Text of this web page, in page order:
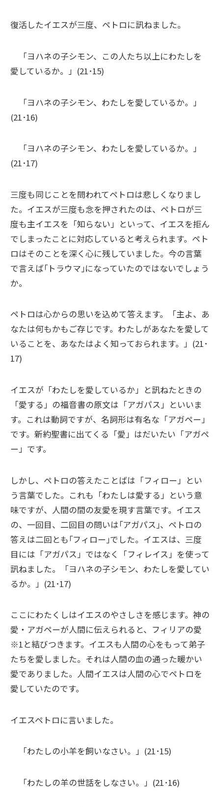
復活したイエスが三度、ペトロに訊ねました。
「ヨハネの子シモン、この人たち以上にわたしを
愛しているか。」(21･15)
「ヨハネの子シモン、わたしを愛しているか。」
(21･16)
「ヨハネの子シモン、わたしを愛しているか。」
(21･17)
三度も同じことを問われてペトロは悲しくなりまし
た。イエスが三度も念を押されたのは、ペトロが三
度も主イエスを「知らない」といって、イエスを拒ん
でしまったことに対応していると考えられます。ペト
ロはそのことを深く心に残していました。今の言葉
で言えば｢トラウマ｣になっていたのではないでしょう
か。
ペトロは心からの思いを込めて答えます。「主よ、あ
なたは何もかもご存じです。わたしがあなたを愛して
いることを、あなたはよく知っておられます。」(21･
17)
イエスが「わたしを愛しているか」と訊ねたときの
「愛する」の福音書の原文は「アガパス」といいま
す。これは動詞ですが、名詞形は有名な「アガペー」
です。新約聖書に出てくる「愛」はだいたい「アガペ
ー」です。
しかし、ペトロの答えたことばは「フィロー」とい
う言葉でした。これも「わたしは愛する」という意
味ですが、人間の間の友愛を現す言葉です。イエス
の、一回目、二回目の問いは｢アガパス｣、ペトロの
答えは二回とも｢フィロー｣でした。イエスは、三度
目には「アガパス」ではなく「フィレイス」を使って
訊ねました。「ヨハネの子シモン、わたしを愛してい
るか。」(21･17)
ここにわたくしはイエスのやさしさを感じます。神の
愛・アガペーが人間に伝えられると、フィリアの愛
※1と結びつきます。イエスも人間の心をもって弟子
たちを愛しました。それは人間の血の通った暖かい
愛でありました。人間イエスは人間の心でペトロを
愛していたのです。
イエスペトロに言いました。
「わたしの小羊を飼いなさい。」(21･15)
「わたしの羊の世話をしなさい。」(21･16)